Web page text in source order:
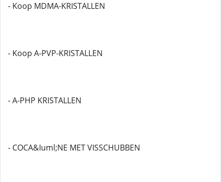
- Koop MDMA-KRISTALLEN
- Koop A-PVP-KRISTALLEN
- A-PHP KRISTALLEN
- COCA&Iuml;NE MET VISSCHUBBEN